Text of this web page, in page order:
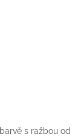
s ražbou od